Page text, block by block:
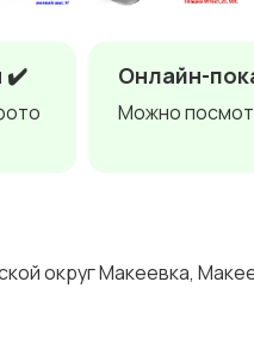
✔️ Онлайн-
Можно
округ Макеевка,